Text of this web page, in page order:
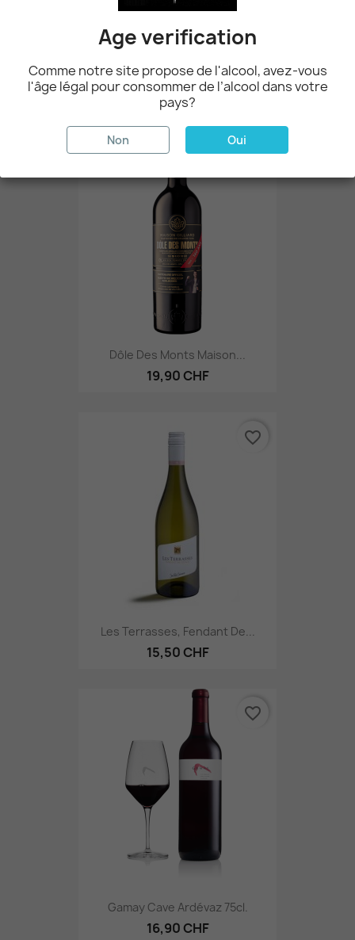
Pinot Noir Cave Ardévaz 75cl.
18,50 CHF
Dôle Des Monts Maison...
19,90 CHF
Les Terrasses, Fendant De...
15,50 CHF
favorite_border
Gamay Cave Ardévaz 75cl.
16,90 CHF
favorite_border
Age verification
Comme notre site propose de l'alcool, avez-vous
l'âge légal pour consommer de l’alcool dans votre
pays?
Non Oui